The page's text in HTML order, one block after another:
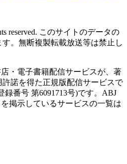
reserved. このサイトのデータの
。無断複製転載放送等は禁止し
・電子書籍配信サービスが、著
諾を得た正規版配信サービスで
録番号 第6091713号)です。ABJ
掲示しているサービスの一覧は